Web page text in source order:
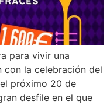
para vivir una
con la celebración del
próximo 20 de
desfile en el que